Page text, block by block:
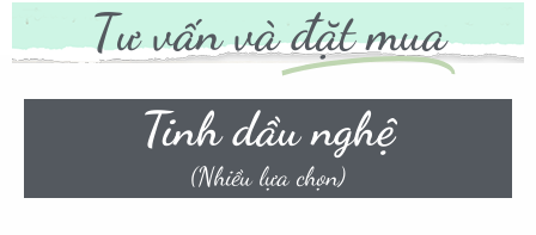
Tư vấn vàđặt mua
Tinh dầu nghệ
(Nhiều lựa chọn)